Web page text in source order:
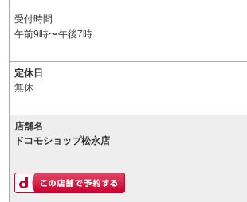
受付時間
午前9時〜午後7時
定休日
無休
店舗名
ドコモショップ松永店